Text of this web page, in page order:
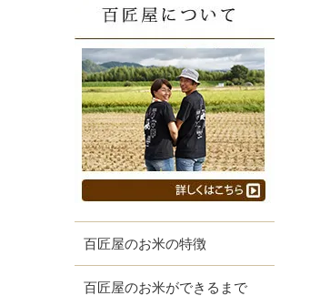
百匠屋のお米の特徴
百匠屋のお米ができるまで